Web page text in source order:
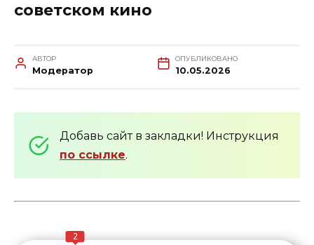
советском кино
АВТОР
Модератор
ОПУБЛИКОВАНО
10.05.2026
Добавь сайт в закладки! Инструкция
по ссылке.
2